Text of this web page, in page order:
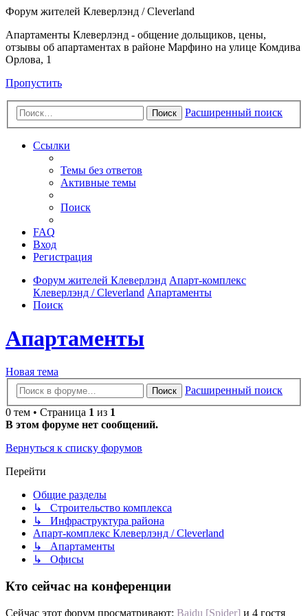
Форум жителей Клеверлэнд / Cleverland
Апартаменты Клеверлэнд - общение дольщиков, цены,
отзывы об апартаментах в районе Марфино на улице Комдива
Орлова, 1
Пропустить
Поиск Расширенный поиск
Ссылки
Темы без ответов
Активные темы
Поиск
FAQ
Вход
Регистрация
Форум жителей Клеверлэнд Апарт-комплекс
Клеверлэнд / Cleverland Апартаменты
Поиск
Апартаменты
Новая тема
Поиск
Расширенный поиск
0 тем • Страница 1 из 1
В этом форуме нет сообщений.
Вернуться к списку форумов
Перейти
Общие разделы
↳ Строительство комплекса
↳ Инфраструктура района
Апарт-комплекс Клеверлэнд / Cleverland
↳ Апартаменты
↳ Офисы
Кто сейчас на конференции
Сейчас этот форум просматривают: Baidu [Spider] и 4 гостя